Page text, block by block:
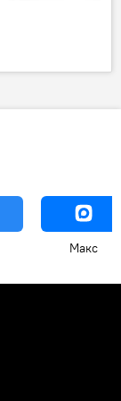
Макс